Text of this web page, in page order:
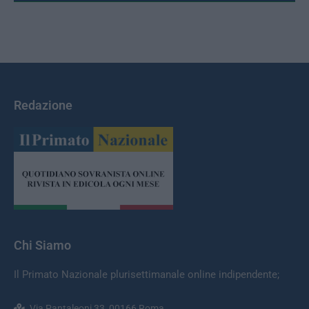
Redazione
Chi Siamo
Il Primato Nazionale plurisettimanale online indipendente;